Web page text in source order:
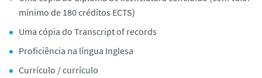
mínimo de 180 créditos ECTS)
Uma cópia do Transcript of records
Proficiência na língua Inglesa
Currículo / currículo